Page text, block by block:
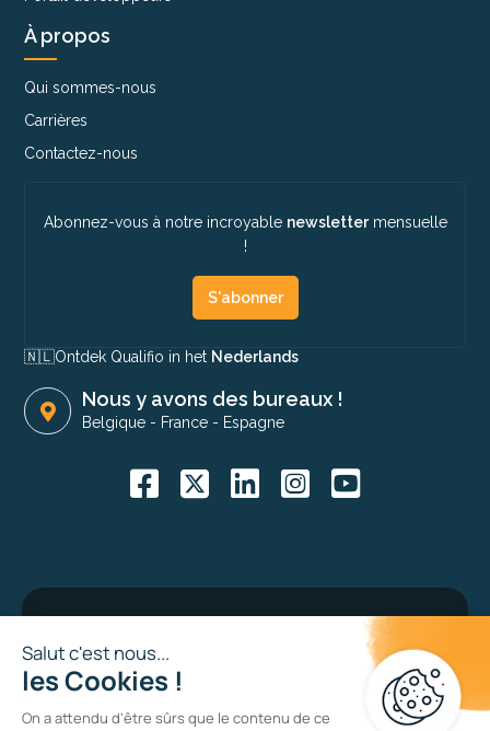
À propos
Qui sommes-nous
Carrières
Contactez-nous
Abonnez-vous à notre incroyable newslettermensuelle
!
S'abonner
🇳🇱​Ontdek Qualifio in het Nederlands
Nous y avons des bureaux !
Belgique - France - Espagne